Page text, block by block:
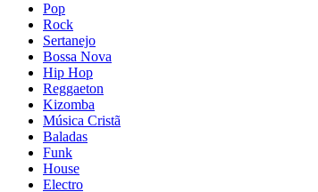
Pop
Rock
Sertanejo
Bossa Nova
Hip Hop
Reggaeton
Kizomba
Música Cristã
Baladas
Funk
House
Electro